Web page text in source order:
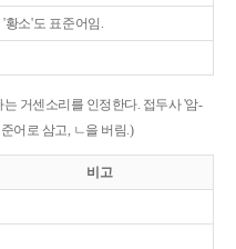
'황소'도 표준어임.
거센소리를 인정한다. 접두사 '암-
어로 삼고, ㄴ을 버림.)
비고